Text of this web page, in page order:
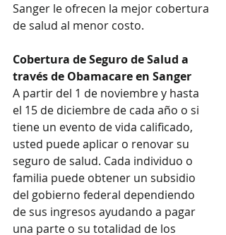
Sanger le ofrecen la mejor cobertura
de salud al menor costo.
Cobertura de Seguro de Salud a
través de Obamacare en Sanger
A partir del 1 de noviembre y hasta
el 15 de diciembre de cada año o si
tiene un evento de vida calificado,
usted puede aplicar o renovar su
seguro de salud. Cada individuo o
familia puede obtener un subsidio
del gobierno federal dependiendo
de sus ingresos ayudando a pagar
una parte o su totalidad de los